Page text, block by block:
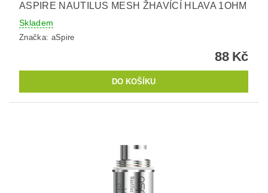
ASPIRE NAUTILUS MESH ŽHAVÍCÍ HLAVA 1OHM
Skladem
Značka: aSpire
88 Kč